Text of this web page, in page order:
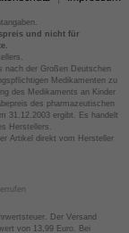
und nicht für
nach der Großen Deutschen
Medikamenten zu
des Medikaments an Kinder
des pharmazeutischen
31.12.2003 ergibt. Es handelt
Herstellers.
Artikel direkt vom Hersteller
Der Versand
von 13,99 Euro. Bei